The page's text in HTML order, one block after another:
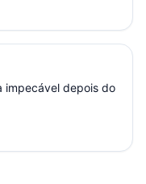
impecável depois do